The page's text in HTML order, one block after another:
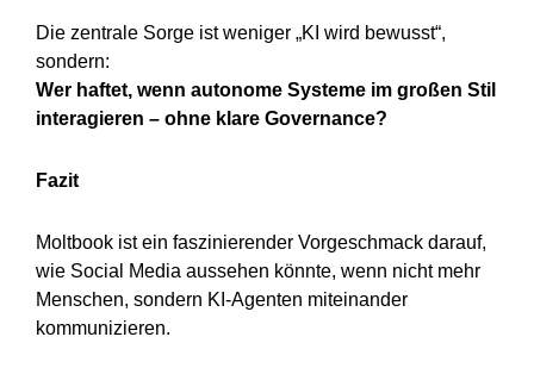
Die zentrale Sorge ist weniger „KI wird bewusst“,
sondern:
Wer haftet, wenn autonome Systeme im großen Stil
interagieren – ohne klare Governance?
Fazit
Moltbook ist ein faszinierender Vorgeschmack darauf,
wie Social Media aussehen könnte, wenn nicht mehr
Menschen, sondern KI-Agenten miteinander
kommunizieren.